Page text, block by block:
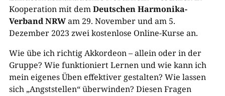
Kooperation mit demDeutschen Harmonika-
Verband NRWam 29. November und am 5.
Dezember 2023 zwei kostenlose Online-Kurse an.
Wie übe ich richtig Akkordeon – allein oder in der
Gruppe? Wie funktioniert Lernen und wie kann ich
mein eigenes Üben effektiver gestalten? Wie lassen
sich „Angststellen“ überwinden? Diesen Fragen